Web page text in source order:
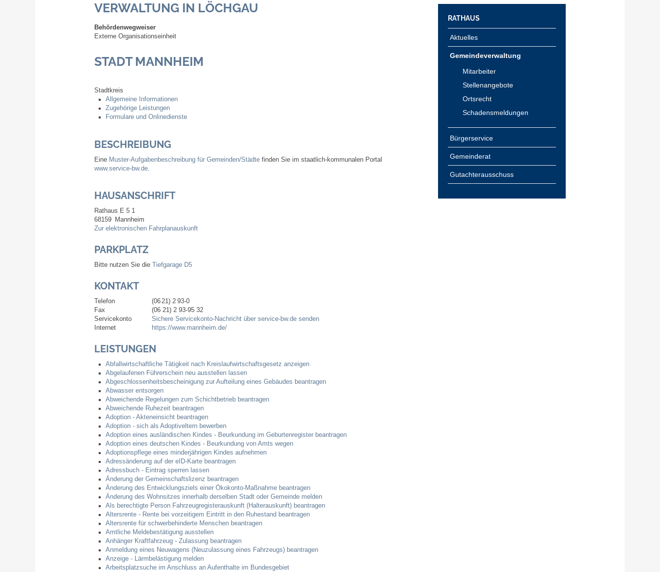
Rathaus
Gemeindeverwaltung
Ortsrecht
Bürgerservice
Gemeinderat
Ratsinfo
VERWALTUNG IN LÖCHGAU
Behördenwegweiser
Externe Organisationseinheit
STADT MANNHEIM
Stadtkreis
Allgemeine Informationen
Zugehörige Leistungen
Formulare und Onlinedienste
BESCHREIBUNG
Eine Muster-Aufgabenbeschreibung für Gemeinden/Städte finden Sie im staatlich-kommunalen Portal
www.service-bw.de
HAUSANSCHRIFT
Rathaus E 5 1
68159
Mannheim
Zur elektronischen Fahrplanauskunft
PARKPLATZ
Bitte nutzen Sie die Tiefgarage D5
KONTAKT
Telefon (0621) 2 93-0
Fax
(06 21) 2 93-95 32
Servicekonto
Sichere Servicekonto-Nachricht über service-bw.de senden
Internet
https://www.mannheim.de/
LEISTUNGEN
Abfallwirtschaftliche Tätigkeit nach Kreislaufwirtschaftsgesetz anzeigen
Abgelaufenen Führerschein neu ausstellen lassen
Abgeschlossenheitsbescheinigung zur Aufteilung eines Gebäudes beantragen
Abwasser entsorgen
Abweichende Regelungen zum Schichtbetrieb beantragen
Abweichende Ruhezeit beantragen
Adoption - Akteneinsicht beantragen
Adoption - sich als Adoptiveltern bewerben
Adoption eines ausländischen Kindes - Beurkundung im Geburtenregister beantragen
Adoption eines deutschen Kindes - Beurkundung von Amts wegen
Adoptionspflege eines minderjährigen Kindes aufnehmen
Adressänderung auf der eID-Karte beantragen
Adressbuch - Eintrag sperren lassen
Änderung der Gemeinschaftslizenz beantragen
Änderung des Entwicklungsziels einer Ökokonto-Maßnahme beantragen
Änderung des Wohnsitzes innerhalb derselben Stadt oder Gemeinde melden
Als berechtigte Person Fahrzeugregisterauskunft (Halterauskunft) beantragen
Altersrente - Rente bei vorzeitigem Eintritt in den Ruhestand beantragen
Altersrente für schwerbehinderte Menschen beantragen
Amtliche Meldebestätigung ausstellen
Anhänger Kraftfahrzeug - Zulassung beantragen
Anmeldung eines Neuwagens (Neuzulassung eines Fahrzeugs) beantragen
Anzeige - Lärmbelästigung melden
Arbeitsplatzsuche im Anschluss an Aufenthalte im Bundesgebiet
RATHAUS
Aktuelles
Gemeindeverwaltung
Mitarbeiter
Stellenangebote
Ortsrecht
Schadensmeldungen
Bürgerservice
Gemeinderat
Gutachterausschuss